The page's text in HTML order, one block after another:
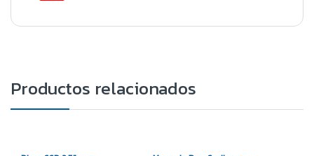
Productos relacionados